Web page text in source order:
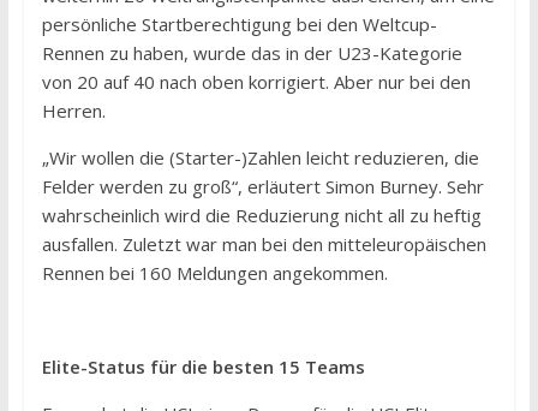
persönliche Startberechtigung bei den Weltcup-
Rennen zu haben, wurde das in der U23-Kategorie
von 20 auf 40 nach oben korrigiert. Aber nur bei den
Herren.
„Wir wollen die (Starter-)Zahlen leicht reduzieren, die
Felder werden zu groß“, erläutert Simon Burney. Sehr
wahrscheinlich wird die Reduzierung nicht all zu heftig
ausfallen. Zuletzt war man bei den mitteleuropäischen
Rennen bei 160 Meldungen angekommen.
Elite-Status für die besten 15 Teams